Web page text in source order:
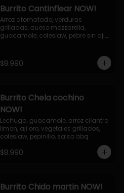
Burrito Cantinflear NOW!
Arroz atomatado, verduras
grilladas, queso mozzarella,
guacamole, coleslaw, pebre sin aji,
$8.990
Burrito Chela cochino
NOW!
Lechuga, guacamole, arroz cilantro
limon, aji oro, vegetales grillados,
coleslaw, pepinillo, salsa bbq
$8.990
Burrito Chido martin NOW!